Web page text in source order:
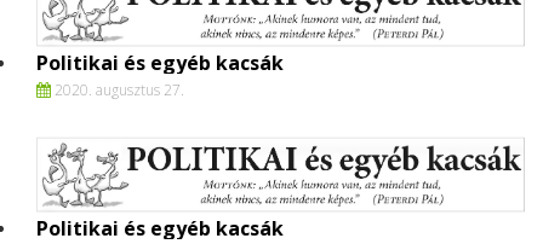
Politikai és egyéb kacsák
2020. augusztus 27.
Politikai és egyéb kacsák